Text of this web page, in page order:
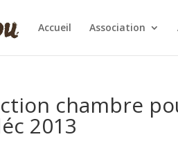
Accueil Association
chambre
2013